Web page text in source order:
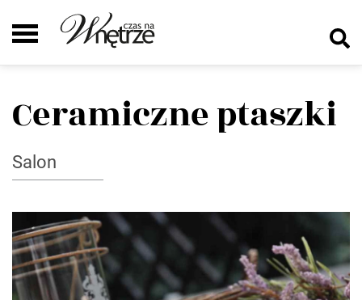
Ceramiczne ptaszki
Salon